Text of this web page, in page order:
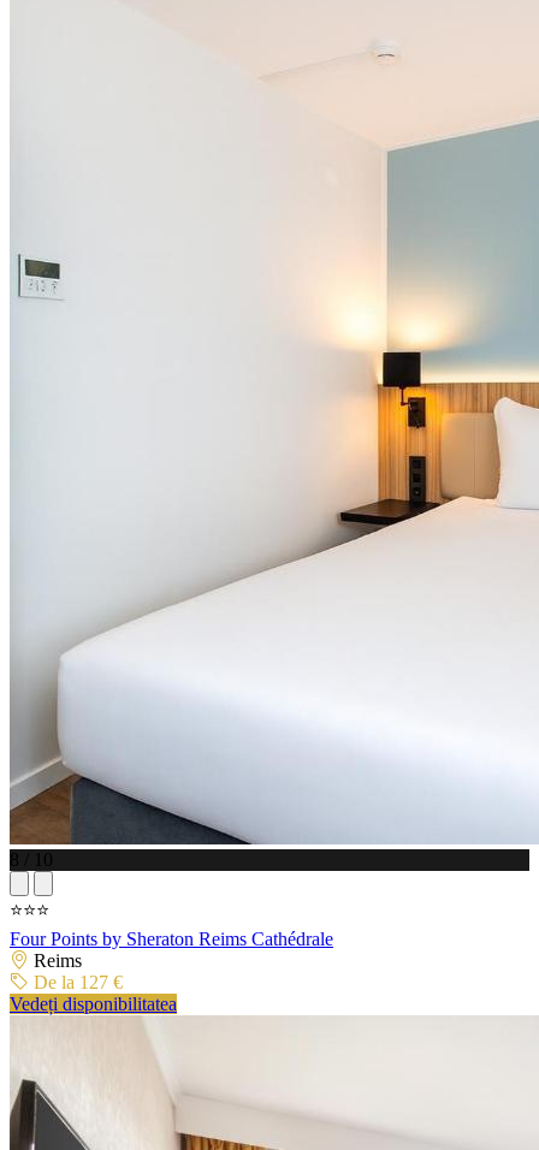
8 / 10
⭐⭐⭐
Four Points by Sheraton Reims Cathédrale
Reims
De la 127 €
Vedeți disponibilitatea